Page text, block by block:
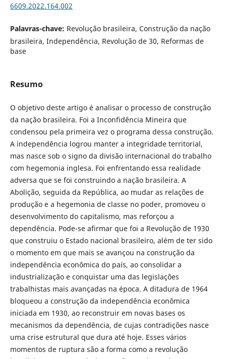
6609.2022.164.002
Palavras-chave: Revolução brasileira, Construção da nação
brasileira, Independência, Revolução de 30, Reformas de
base
Resumo
O objetivo deste artigo é analisar o processo de construção
da nação brasileira. Foi a Inconfidência Mineira que
condensou pela primeira vez o programa dessa construção.
A independência logrou manter a integridade territorial,
mas nasce sob o signo da divisão internacional do trabalho
com hegemonia inglesa. Foi enfrentando essa realidade
adversa que se foi construindo a nação brasileira. A
Abolição, seguida da República, ao mudar as relações de
produção e a hegemonia de classe no poder, promoveu o
desenvolvimento do capitalismo, mas reforçou a
dependência. Pode-se afirmar que foi a Revolução de 1930
que construiu o Estado nacional brasileiro, além de ter sido
o momento em que mais se avançou na construção da
independência econômica do país, ao consolidar a
industrialização e conquistar uma das legislações
trabalhistas mais avançadas na época. A ditadura de 1964
bloqueou a construção da independência econômica
iniciada em 1930, ao reconstruir em novas bases os
mecanismos da dependência, de cujas contradições nasce
uma crise estrutural que dura até hoje. Esses vários
momentos de ruptura são a forma como a revolução